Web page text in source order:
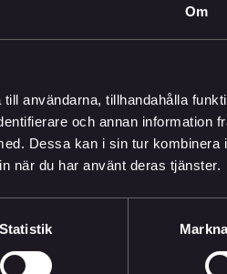
Om
användarna, tillhandahålla
och annan information
Dessa kan i sin tur kombinera
när du har använt deras tjänster.
Statistik
är ödmjuka inför att fortsatt